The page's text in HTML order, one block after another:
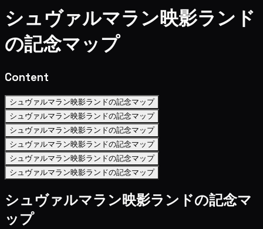
シュヴァルマラン映影ランド
の記念マップ
Content
シュヴァルマラン映影ランドの記念マップ
シュヴァルマラン映影ランドの記念マップ
シュヴァルマラン映影ランドの記念マップ
シュヴァルマラン映影ランドの記念マップ
シュヴァルマラン映影ランドの記念マップ
シュヴァルマラン映影ランドの記念マップ
シュヴァルマラン映影ランドの記念マ
ップ